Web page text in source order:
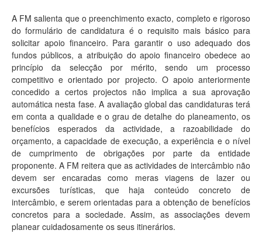
A FM salienta que o preenchimento exacto, completo e rigoroso
do formulário de candidatura é o requisito mais básico para
solicitar apoio financeiro. Para garantir o uso adequado dos
fundos públicos, a atribuição do apoio financeiro obedece ao
princípio da selecção por mérito, sendo um processo
competitivo e orientado por projecto. O apoio anteriormente
concedido a certos projectos não implica a sua aprovação
automática nesta fase. A avaliação global das candidaturas terá
em conta a qualidade e o grau de detalhe do planeamento, os
benefícios esperados da actividade, a razoabilidade do
orçamento, a capacidade de execução, a experiência e o nível
de cumprimento de obrigações por parte da entidade
proponente. A FM reitera que as actividades de intercâmbio não
devem ser encaradas como meras viagens de lazer ou
excursões turísticas, que haja conteúdo concreto de
intercâmbio, e serem orientadas para a obtenção de benefícios
concretos para a sociedade. Assim, as associações devem
planear cuidadosamente os seus itinerários.